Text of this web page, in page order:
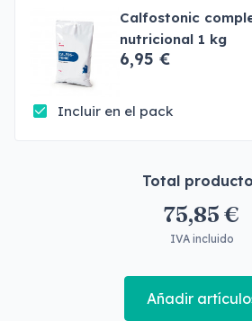
Calfostonic
nutricional 1 kg
6,95 €
Incluir en el pack
Total
75,85 €
IVA incluido
Añadir